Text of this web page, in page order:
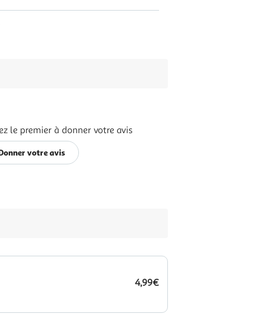
le premier à donner votre avis
votre avis
4,99€